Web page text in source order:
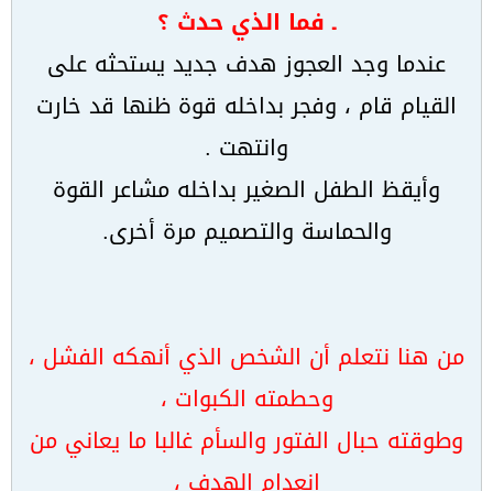
ـ فما الذي حدث ؟
عندما وجد العجوز هدف جديد يستحثه على
القيام قام ، وفجر بداخله قوة ظنها قد خارت
وانتهت .
وأيقظ الطفل الصغير بداخله مشاعر القوة
والحماسة والتصميم مرة أخرى.
من هنا نتعلم أن الشخص الذي أنهكه الفشل ،
وحطمته الكبوات ،
وطوقته حبال الفتور والسأم غالبا ما يعاني من
انعدام الهدف ،